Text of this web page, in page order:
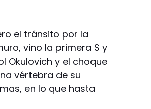
el tránsito por la
vino la primera S y
Okulovich y el choque
vértebra de su
en lo que hasta